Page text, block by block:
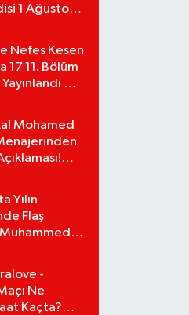
1 Ağustos
Nefes Kesen
17 11. Bölüm
Mı?
Mohamed
Yılın
Flaş
-
Ne
Kaçta?